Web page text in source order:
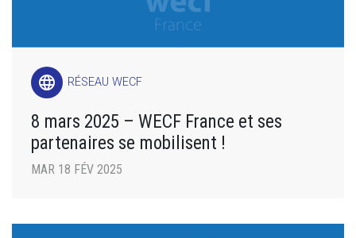
language RÉSEAU WECF
8 mars 2025 – WECF France et ses
partenaires se mobilisent !
MAR 18 FÉV 2025